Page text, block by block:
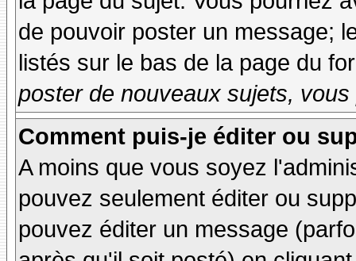
de pouvoir poster un message;
listés sur le bas de la page du
poster de nouveaux sujets,
Comment puis-je éditer ou
A moins que vous soyez
pouvez seulement éditer ou
pouvez éditer un message